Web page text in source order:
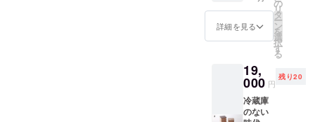
とも
に、山
香りで
もあり
山守香
の主な
り、炊
き上
がった
時の香
味と甘
味のあ
る味わ
いには
定評が
世紀に
もわた
り築か
れた森
制度の
担い手
である
奈良県
吉野の
しかっ
たんで
り、農
薬や化
を使わ
ずに、
桶「お
櫃」に
いれて
た。お
櫃に入
れると
適度に
ご飯の
詳細を見る
の
リ
タ
ー
ン
を
選
択
す
る
19,
000 円
残り20
冷蔵庫
のない